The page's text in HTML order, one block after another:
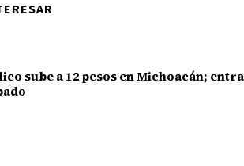
sube a 12 pesos en Michoacán; entra